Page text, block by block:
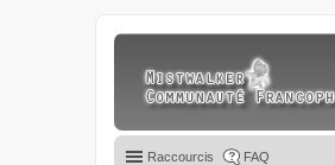
Raccourcis FAQ